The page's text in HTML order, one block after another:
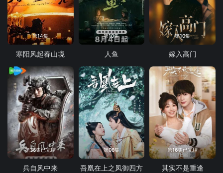
第14集
寒阳风起春山境
第10集
人鱼
第10集
嫁入高门
第36集已完结
兵自风中来
第06集
吾凰在上之凤御四方
第16集已完结
其实不是重逢